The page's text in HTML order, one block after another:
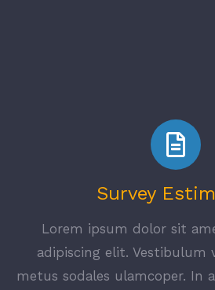
Survey
Lorem ipsum dolor sit
adipiscing elit. Vestibulum
metus sodales ulamcoper. In